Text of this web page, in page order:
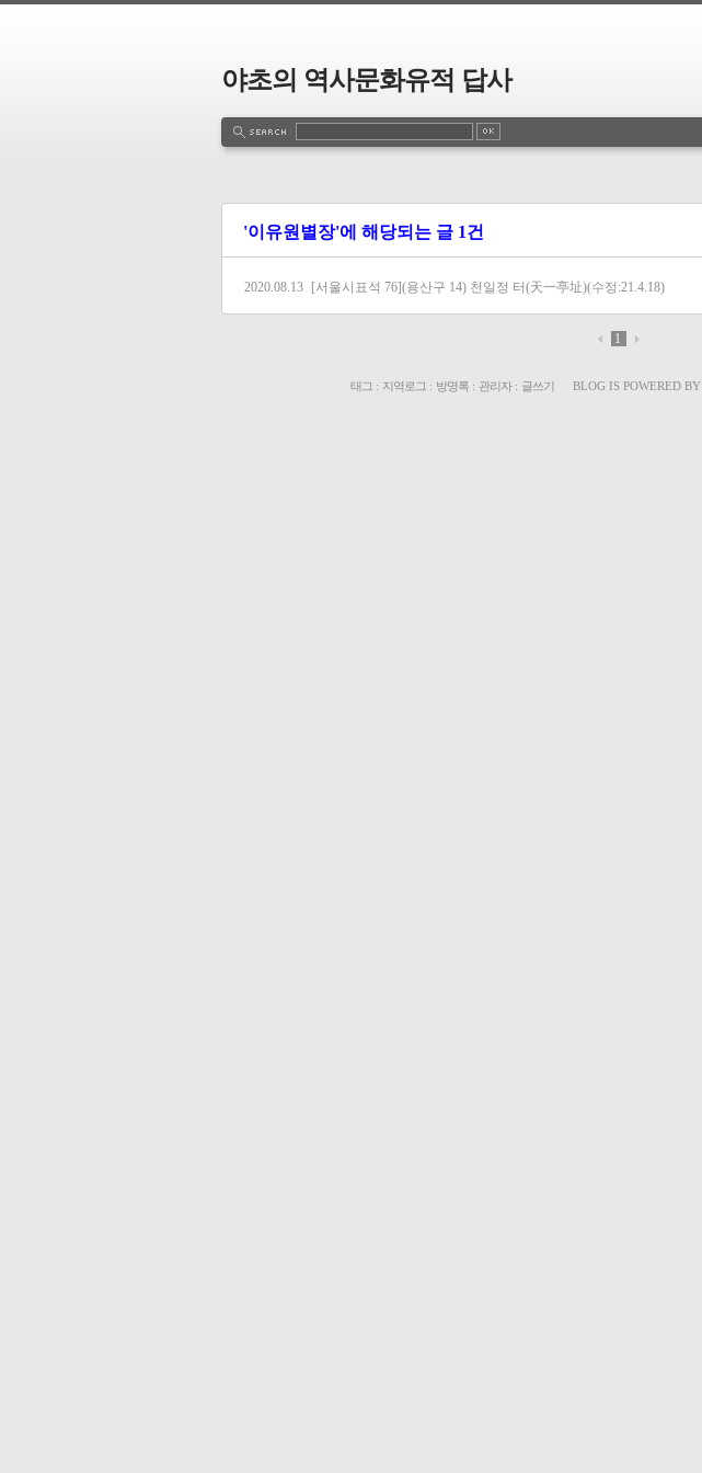
야초의 역사문화유적 답사
'이유원별장'에 해당되는 글 1건
2020.08.13 [서울시표석 76](용산구 14) 천일정 터(天一亭址)(수정:21.4.18)
1
태그 : 지역로그 : 방명록 : 관리자: 글쓰기 BLOG IS POWERED BY